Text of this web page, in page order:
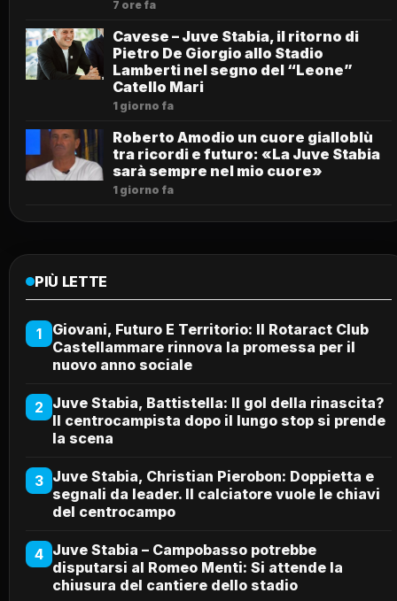
7 ore fa
Cavese – Juve Stabia, il ritorno di
Pietro De Giorgio allo Stadio
Lamberti nel segno del “Leone”
Catello Mari
1 giorno fa
Roberto Amodio un cuore gialloblù
tra ricordi e futuro: «La Juve Stabia
sarà sempre nel mio cuore»
1 giorno fa
PIÙ LETTE
1
Giovani, Futuro E Territorio: Il Rotaract Club
Castellammare rinnova la promessa per il
nuovo anno sociale
2 Juve Stabia, Battistella: Il gol della rinascita?
Il centrocampista dopo il lungo stop si prende
la scena
3 Juve Stabia, Christian Pierobon: Doppietta e
segnali da leader. Il calciatore vuole le chiavi
del centrocampo
4 Juve Stabia – Campobasso potrebbe
disputarsi al Romeo Menti: Si attende la
chiusura del cantiere dello stadio